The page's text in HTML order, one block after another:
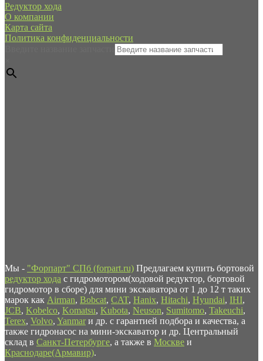
Редуктор хода
О компании
Карта сайта
Политика конфиденциальности
Мы - "Форпарт" СПб (forpart.ru) Предлагаем купить бортовой
редуктор хода с гидромотором(ходовой редуктор, бортовой
гидромотор в сборе) для мини экскаватора от 1 до 12 т таких
марок как Airman, Bobcat, CAT, Hanix, Hitachi, Hyundai, IHI,
JCB, Kobelco, Komatsu, Kubota, Neuson, Sumitomo, Takeuchi,
Terex, Volvo, Yanmar и др. с гарантией подбора и качества, а
также гидронасос на мини-экскаватор и др. Центральный
склад в Санкт-Петербурге, а также в Москве и
Краснодаре(Армавир).